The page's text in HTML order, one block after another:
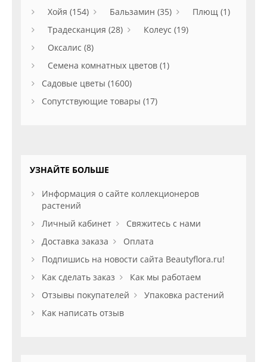
Хойя (154)
Бальзамин (35)
Плющ (1)
Традесканция (28)
Колеус (19)
Оксалис (8)
Семена комнатных цветов (1)
Садовые цветы (1600)
Сопутствующие товары (17)
УЗНАЙТЕ БОЛЬШЕ
Информация о сайте коллекционеров
растений
Личный кабинет
Свяжитесь с нами
Доставка заказа
Оплата
Подпишись на новости сайта Beautyflora.ru!
Как сделать заказ
Как мы работаем
Отзывы покупателей
Упаковка растений
Как написать отзыв